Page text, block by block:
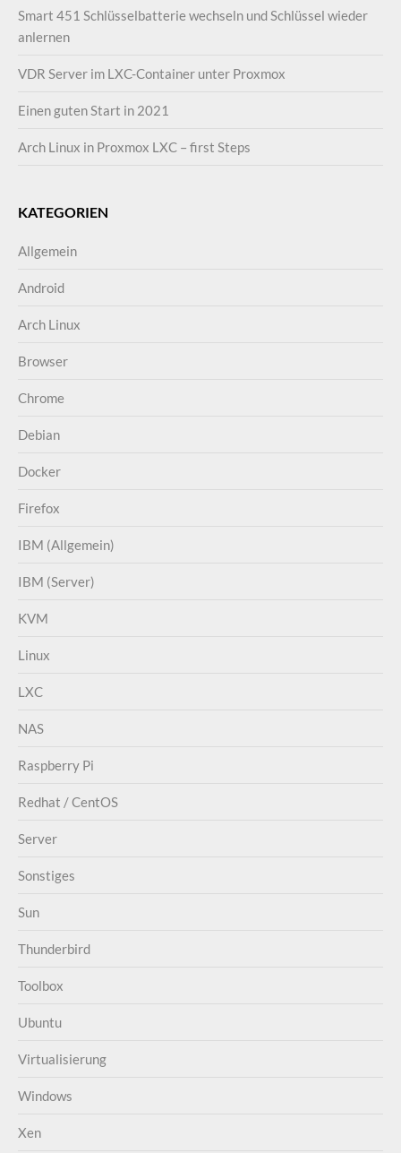
Smart 451 Schlüsselbatterie wechseln und Schlüssel wieder
anlernen
VDR Server im LXC-Container unter Proxmox
Einen guten Start in 2021
Arch Linux in Proxmox LXC – first Steps
KATEGORIEN
Allgemein
Android
Arch Linux
Browser
Chrome
Debian
Docker
Firefox
IBM (Allgemein)
IBM (Server)
KVM
Linux
LXC
NAS
Raspberry Pi
Redhat / CentOS
Server
Sonstiges
Sun
Thunderbird
Toolbox
Ubuntu
Virtualisierung
Windows
Xen